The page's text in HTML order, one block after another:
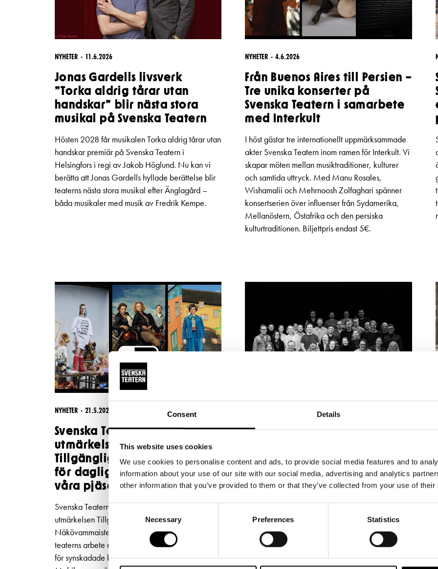
Consent Details
This website uses cookies
We use cookies to personalise content and ads, to provide social media features and to
information about your use of our site with our social media, advertising and analytics
other information that you’ve provided to them or that they’ve collected from your use of
Consent
Selection
Necessary Preferences Statistics
NYHETER 11.6.2026
Jonas Gardells livsverk
”Torka aldrig tårar utan
handskar” blir nästa stora
musikal på Svenska Teatern
Hösten 2028 får musikalen Torka aldrig tårar utan
handskar premiär på Svenska Teatern i
Helsingfors i regi av Jakob Höglund. Nu kan vi
berätta att Jonas Gardells hyllade berättelse blir
teaterns nästa stora musikal efter Änglagård –
båda musikaler med musik av Fredrik Kempe.
NYHETER 4.6.2026
Från Buenos Aires till Persien –
Tre unika konserter på
Svenska Teatern i samarbete
med Interkult
I höst gästar tre internationellt uppmärksammade
akter Svenska Teatern inom ramen för Interkult. Vi
skapar möten mellan musiktraditioner, kulturer
och samtida uttryck. Med Manu Rosales,
Wishamalii och Mehrnoosh Zolfaghari spänner
konsertserien över influenser från Sydamerika,
Mellanöstern, Östafrika och den persiska
kulturtraditionen. Biljettpris endast 5€.
NYHETER 21.5.2026
Svenska Teatern tilldelas
utmärkelsen
Tillgänglighetsgärning 2026
för daglig syntolkning av
våra pjäser
Svenska Teatern har tilldelats den nationella
utmärkelsen Tillgänglighetsgärning 2026 av
Näkövammaisten liitto. Utmärkelsen ges för
teaterns arbete med att utveckla tillgängligheten
för synskadade besökare genom appen Subtitle
20 000 har bokat biljetter till
våren 2027 släpps 19 maj
Intresset för höstens stora musikal Änglagård
är enormt. Hittills har 20 000 biljetter bokats och
sålts. Repetitionerna är i full gång, och glädjen i
ensemblen är påtaglig – nu växer föreställningen
fram dag för dag. Änglagård har premiär den 17
september 2026. Tisdagen den 19.5 kl 12
släpper vi biljetterna till föreställningarna 2027.